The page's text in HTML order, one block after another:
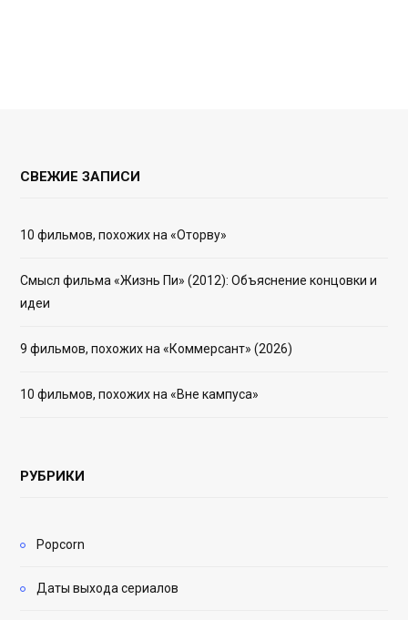
СВЕЖИЕ ЗАПИСИ
10 фильмов, похожих на «Оторву»
Смысл фильма «Жизнь Пи» (2012): Объяснение концовки и
идеи
9 фильмов, похожих на «Коммерсант» (2026)
10 фильмов, похожих на «Вне кампуса»
РУБРИКИ
Popcorn
Даты выхода сериалов